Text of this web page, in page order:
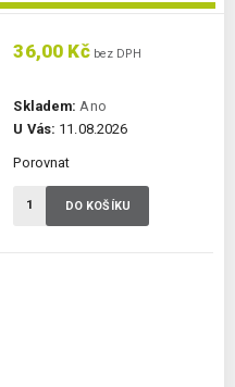
36,00 Kčbez DPH
Skladem: Ano
U Vás: 11.08.2026
Porovnat
DO KOŠÍKU